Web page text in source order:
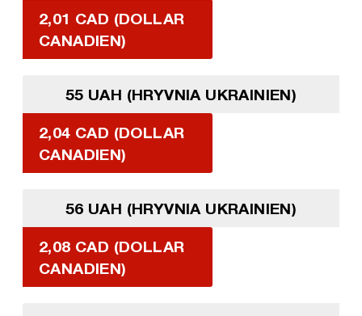
2,01 CAD (DOLLAR
CANADIEN)
55 UAH (HRYVNIA UKRAINIEN)
2,04 CAD (DOLLAR
CANADIEN)
56 UAH (HRYVNIA UKRAINIEN)
2,08 CAD (DOLLAR
CANADIEN)